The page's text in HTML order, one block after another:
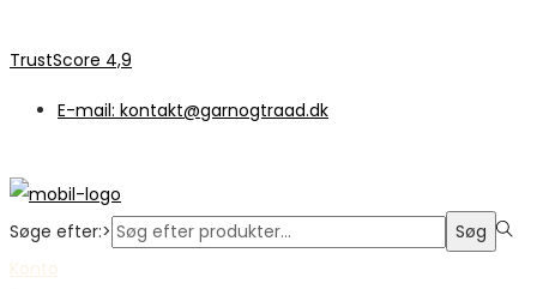
TrustScore 4,9
E-mail: kontakt@garnogtraad.dk
Søge efter:>
Søg
Konto